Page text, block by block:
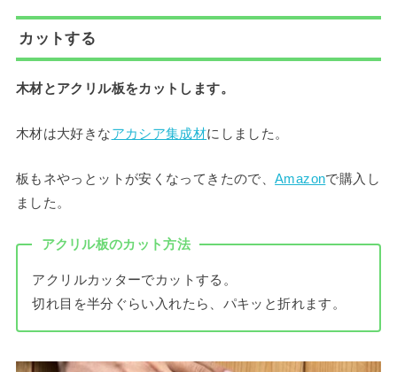
カットする
木材とアクリル板をカットします。
木材は大好きなアカシア集成材にしました。
板もネやっとットが安くなってきたので、Amazonで購入し
ました。
アクリル板のカット方法
アクリルカッターでカットする。
切れ目を半分ぐらい入れたら、パキッと折れます。